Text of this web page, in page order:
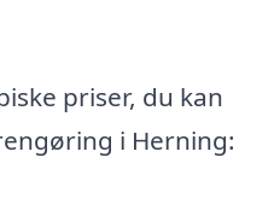
priser, du kan
i Herning: